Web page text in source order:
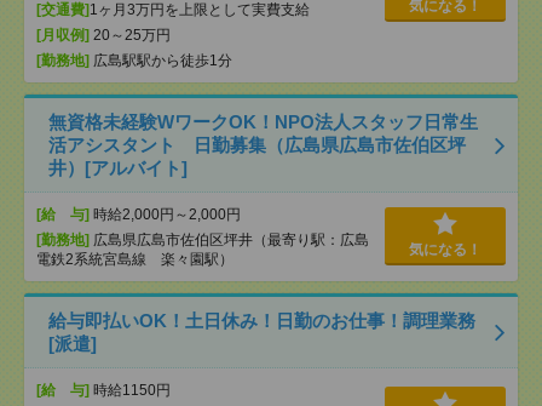
[交通費] 1ヶ月3万円を上限として実費支給
[月収例] 20～25万円
[勤務地] 広島駅駅から徒歩1分
気になる！
無資格未経験WワークOK！NPO法人スタッフ日常生
活アシスタント 日勤募集（広島県広島市佐伯区坪
井）[アルバイト]
[給 与] 時給2,000円～2,000円
[勤務地] 広島県広島市佐伯区坪井（最寄り駅：広島
電鉄2系統宮島線 楽々園駅）
気になる！
給与即払いOK！土日休み！日勤のお仕事！調理業務
[派遣]
[給 与] 時給1150円